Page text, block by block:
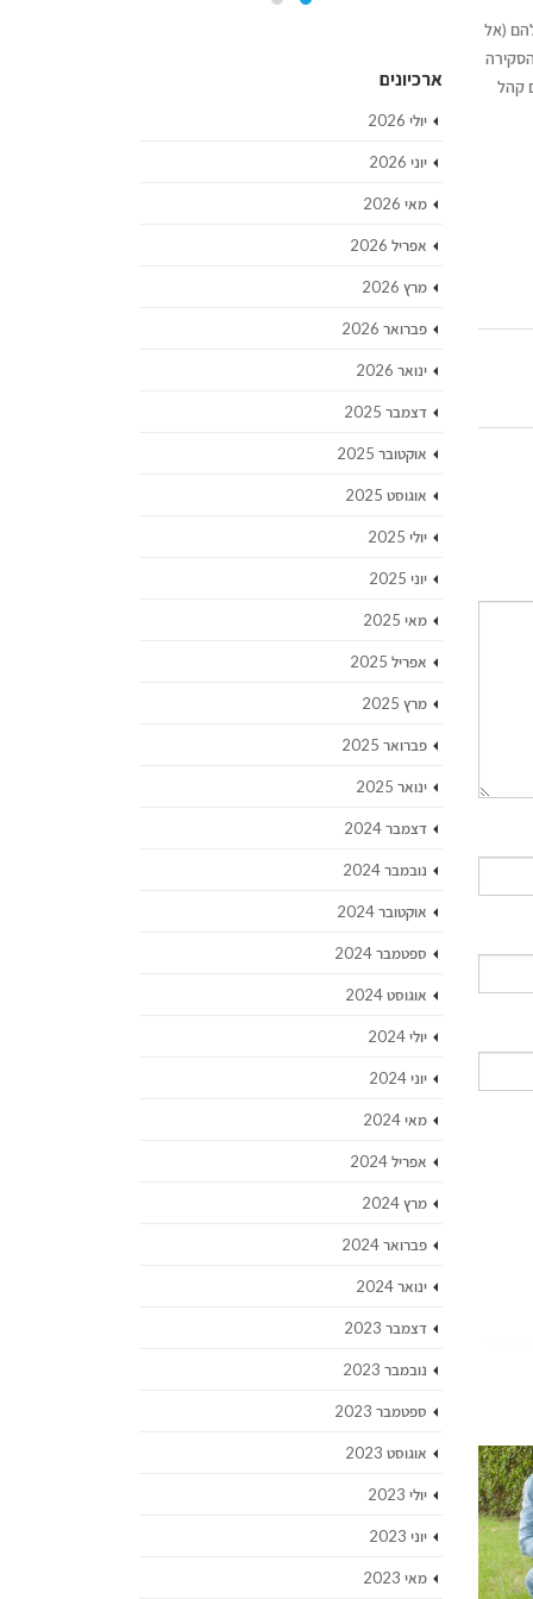
(אל
קהל
ארכיונים
יולי 2026
יוני 2026
מאי 2026
אפריל 2026
מרץ 2026
פברואר 2026
ינואר 2026
דצמבר 2025
אוקטובר 2025
אוגוסט 2025
יולי 2025
יוני 2025
מאי 2025
אפריל 2025
מרץ 2025
פברואר 2025
ינואר 2025
דצמבר 2024
נובמבר 2024
אוקטובר 2024
ספטמבר 2024
אוגוסט 2024
יולי 2024
יוני 2024
מאי 2024
אפריל 2024
מרץ 2024
פברואר 2024
ינואר 2024
דצמבר 2023
נובמבר 2023
ספטמבר 2023
אוגוסט 2023
יולי 2023
יוני 2023
מאי 2023